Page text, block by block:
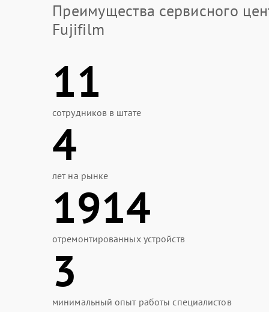
Преимущества сервисного
Fujifilm
11
сотрудников в штате
4
лет на рынке
1914
отремонтированных устройств
3
минимальный опыт работы специалистов